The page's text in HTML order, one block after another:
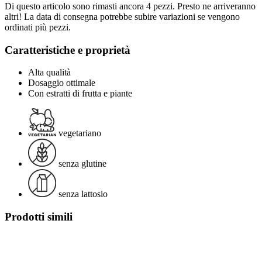
Di questo articolo sono rimasti ancora 4 pezzi. Presto ne arriveranno
altri! La data di consegna potrebbe subire variazioni se vengono
ordinati più pezzi.
Caratteristiche e proprietà
Alta qualità
Dosaggio ottimale
Con estratti di frutta e piante
vegetariano
senza glutine
senza lattosio
Prodotti simili